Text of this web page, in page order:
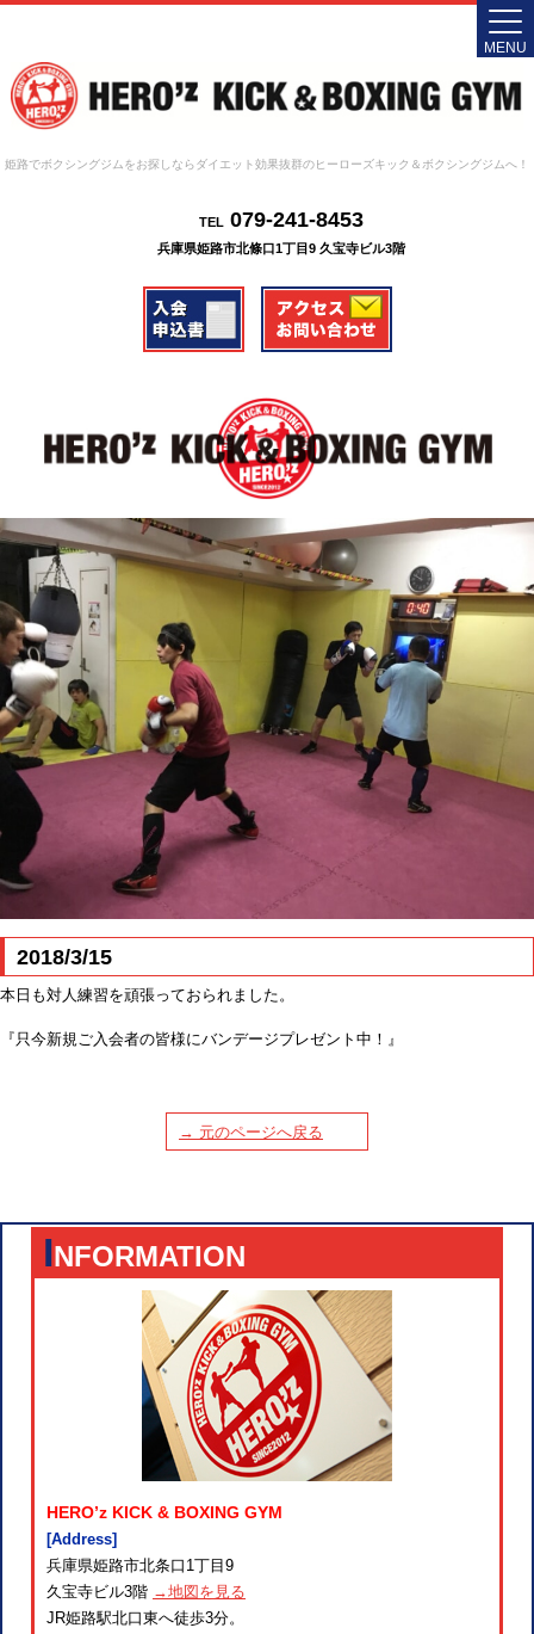
姫路でボクシングジムをお探しならダイエット効果抜群のヒーローズキック＆ボクシングジムへ！
TEL079-241-8453
兵庫県姫路市北條口1丁目9 久宝寺ビル3階
MENU
2018/3/15
本日も対人練習を頑張っておられました。
『只今新規ご入会者の皆様にバンデージプレゼント中！』
→ 元のページへ戻る
INFORMATION
HERO’z KICK & BOXING GYM
[Address]
兵庫県姫路市北条口1丁目9
久宝寺ビル3階 →地図を見る
JR姫路駅北口東へ徒歩3分。